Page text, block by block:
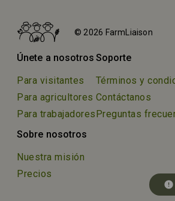
© 2026 FarmLiaison
Únete a nosotros
Para visitantes
Para agricultores
Para trabajadores
Soporte
Términos y
Contáctanos
Preguntas
Sobre nosotros
Nuestra misión
Precios
error